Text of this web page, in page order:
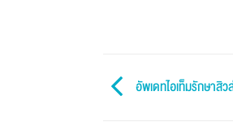
อัพเดทไอเท็มรักษาสิ